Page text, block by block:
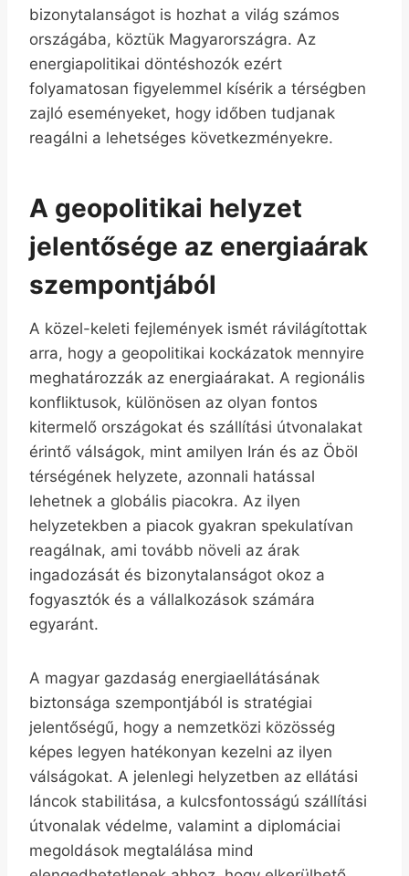
bizonytalanságot is hozhat a világ számos
országába, köztük Magyarországra. Az
energiapolitikai döntéshozók ezért
folyamatosan figyelemmel kísérik a térségben
zajló eseményeket, hogy időben tudjanak
reagálni a lehetséges következményekre.
A geopolitikai helyzet
jelentősége az energiaárak
szempontjából
A közel-keleti fejlemények ismét rávilágítottak
arra, hogy a geopolitikai kockázatok mennyire
meghatározzák az energiaárakat. A regionális
konfliktusok, különösen az olyan fontos
kitermelő országokat és szállítási útvonalakat
érintő válságok, mint amilyen Irán és az Öböl
térségének helyzete, azonnali hatással
lehetnek a globális piacokra. Az ilyen
helyzetekben a piacok gyakran spekulatívan
reagálnak, ami tovább növeli az árak
ingadozását és bizonytalanságot okoz a
fogyasztók és a vállalkozások számára
egyaránt.
A magyar gazdaság energiaellátásának
biztonsága szempontjából is stratégiai
jelentőségű, hogy a nemzetközi közösség
képes legyen hatékonyan kezelni az ilyen
válságokat. A jelenlegi helyzetben az ellátási
láncok stabilitása, a kulcsfontosságú szállítási
útvonalak védelme, valamint a diplomáciai
megoldások megtalálása mind